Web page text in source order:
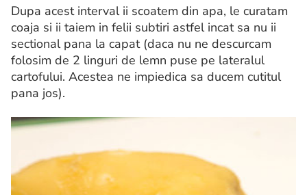
Dupa acest interval ii scoatem din apa, le curatam
coaja si ii taiem in felii subtiri astfel incat sa nu ii
sectional pana la capat (daca nu ne descurcam
folosim de 2 linguri de lemn puse pe lateralul
cartofului. Acestea ne impiedica sa ducem cutitul
pana jos).